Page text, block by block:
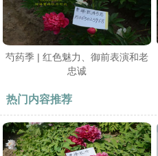
芍药季 | 红色魅力、御前表演和老
忠诚
热门内容推荐